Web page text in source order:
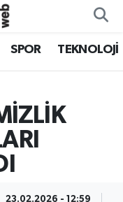
SPOR TEKNOLOJİ
23.02.2026 - 12:59